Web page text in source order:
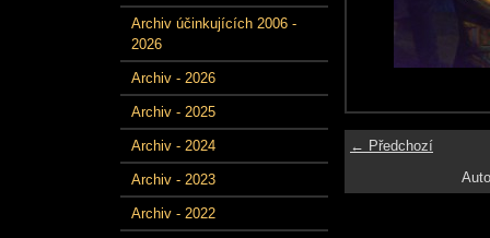
Archiv účinkujících 2006 -
2026
Archiv - 2026
Archiv - 2025
Archiv - 2024
Archiv - 2023
Archiv - 2022
← Předchozí